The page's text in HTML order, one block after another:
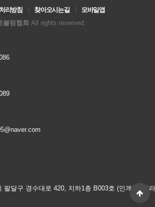
리방침 찾아오시는길
모바일앱
볼링협회 All rights reserved.
팔달구 경수대로 420, 지하1층 B003호 (인계동, 마